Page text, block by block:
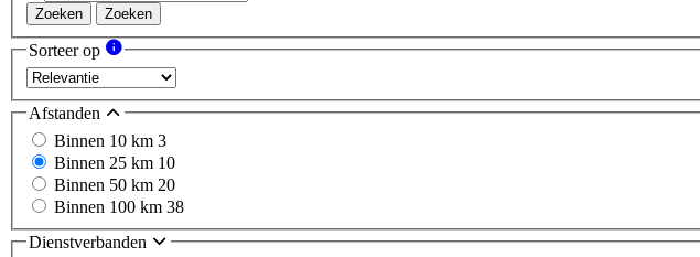
Zoeken Zoeken
Sorteer op
Afstanden
Binnen 10 km 3
Binnen 25 km 10
Binnen 50 km 20
Binnen 100 km 38
Dienstverbanden